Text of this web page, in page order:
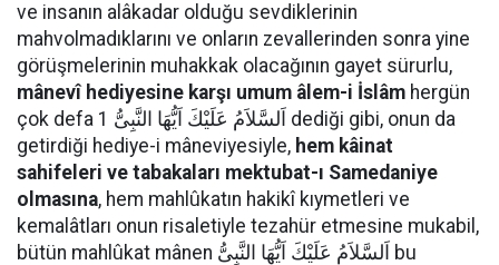
ve insanın alâkadar olduğu sevdiklerinin
mahvolmadıklarını ve onların zevallerinden sonra yine
görüşmelerinin muhakkak olacağının gayet sürurlu,
mânevî hediyesine karşı umum âlem-i İslâm hergün
çok defa اَلسَّلاَمُ عَلَيْكَ اَيُّهَا النَّبِىُّ 1 dediği gibi, onun da
getirdiği hediye-i mâneviyesiyle, hem kâinat
sahifeleri ve tabakaları mektubat-ı Samedaniye
olmasına, hem mahlûkatın hakikî kıymetleri ve
kemalâtları onun risaletiyle tezahür etmesine mukabil,
bütün mahlûkat mânen اَلسَّلاَمُ عَلَيْكَ اَيُّهَا النَّبِىُّ bu